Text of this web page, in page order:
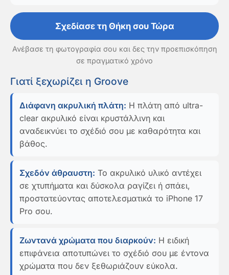
Σχεδίασε τη Θήκη σου Τώρα
Ανέβασε τη φωτογραφία σου και δες την προεπισκόπηση
σε πραγματικό χρόνο
Γιατί ξεχωρίζει η Groove
Διάφανη ακρυλική πλάτη: Η πλάτη από ultra-
clear ακρυλικό είναι κρυστάλλινη και
αναδεικνύει το σχέδιό σου με καθαρότητα και
βάθος.
Σχεδόν άθραυστη: Το ακρυλικό υλικό αντέχει
σε χτυπήματα και δύσκολα ραγίζει ή σπάει,
προστατεύοντας αποτελεσματικά το iPhone 17
Pro σου.
Ζωντανά χρώματα που διαρκούν: Η ειδική
επιφάνεια αποτυπώνει το σχέδιό σου με έντονα
χρώματα που δεν ξεθωριάζουν εύκολα.